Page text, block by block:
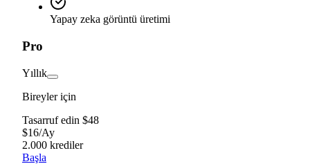
Yapay zeka görüntü üretimi
Pro
Yıllık
Bireyler için
Tasarruf edin $48
$16/Ay
2.000 krediler
Başla